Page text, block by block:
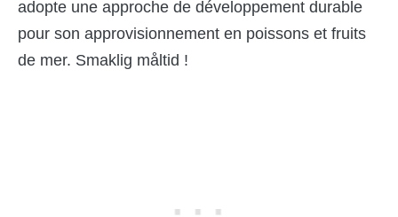
adopte une approche de développement durable
pour son approvisionnement en poissons et fruits
de mer. Smaklig måltid !